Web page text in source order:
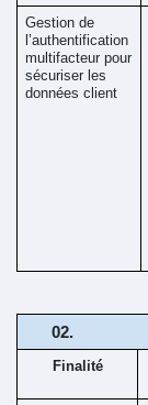
Gestion de
l’authentification
multifacteur pour
sécuriser les
données client
Finalité